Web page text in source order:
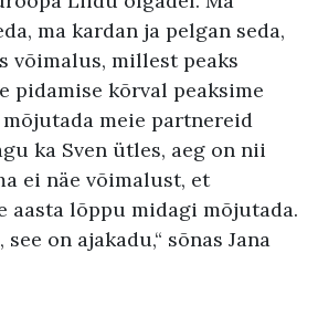
ma kardan ja pelgan seda,
võimalus, millest peaks
pidamise kõrval peaksime
meie partnereid
ka Sven ütles, aeg on nii
ei näe võimalust, et
aasta lõppu midagi mõjutada.
on ajakadu,“ sõnas Jana